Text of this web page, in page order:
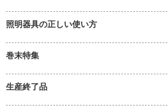
照明器具の正しい使い方
巻末特集
生産終了品